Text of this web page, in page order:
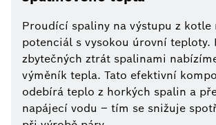
Proudící spaliny na výstupu z kotle
potenciál s vysokou úrovní teploty.
zbytečných ztrát spalinami
výměník tepla. Tato efektivní
odebírá teplo z horkých spalin a
napájecí vodu – tím se snižuje